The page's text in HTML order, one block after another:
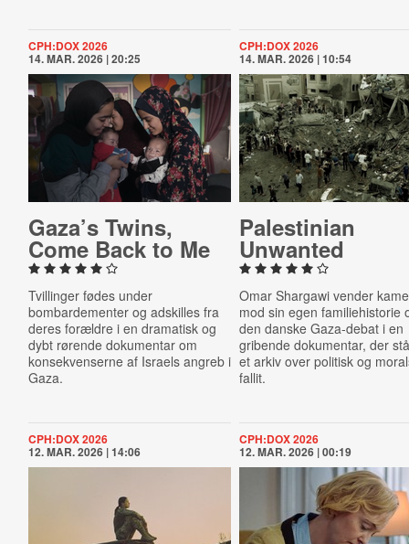
CPH:DOX 2026
14. MAR. 2026 | 20:25
Gaza’s Twins,
Come Back to Me
Tvillinger fødes under
bombardementer og adskilles fra
deres forældre i en dramatisk og
dybt rørende dokumentar om
konsekvenserne af Israels angreb i
Gaza.
CPH:DOX 2026
14. MAR. 2026 | 10:54
Palestini­an
Unwanted
Omar Shargawi vender
mod sin egen familiehistorie
den danske Gaza-debat i en
gribende dokumentar, der
et arkiv over politisk og
fallit.
CPH:DOX 2026
12. MAR. 2026 | 14:06
CPH:DOX 2026
12. MAR. 2026 | 00:19